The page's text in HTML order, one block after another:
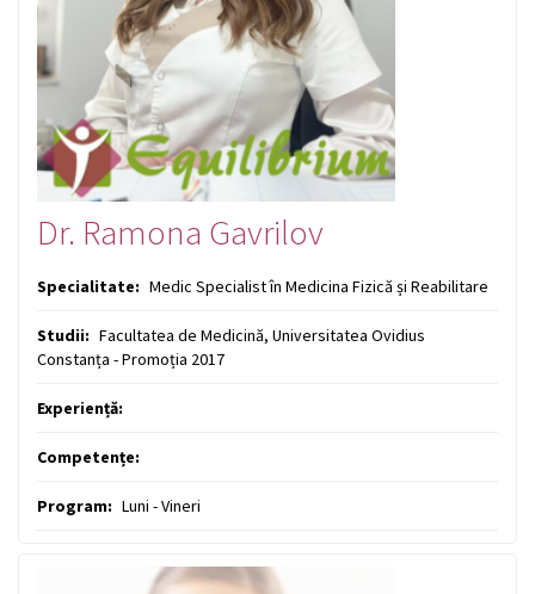
Dr. Ramona Gavrilov
Specialitate: Medic Specialist în Medicina Fizică și Reabilitare
Studii: Facultatea de Medicină, Universitatea Ovidius
Constanța - Promoția 2017
Experiență:
Competențe:
Program: Luni - Vineri